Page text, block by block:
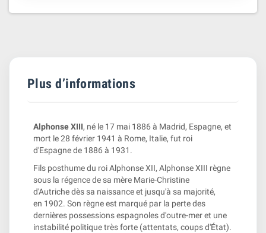
Plus d’informations
Alphonse XIII, né le 17 mai 1886 à Madrid, Espagne, et
mort le 28 février 1941 à Rome, Italie, fut roi
d'Espagne de 1886 à 1931.
Fils posthume du roi Alphonse XII, Alphonse XIII règne
sous la régence de sa mère Marie-Christine
d'Autriche dès sa naissance et jusqu'à sa majorité,
en 1902. Son règne est marqué par la perte des
dernières possessions espagnoles d'outre-mer et une
instabilité politique très forte (attentats, coups d'État).